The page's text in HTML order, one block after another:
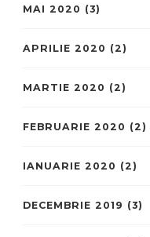
MAI 2020 (3)
APRILIE 2020 (2)
MARTIE 2020 (2)
FEBRUARIE 2020 (2)
IANUARIE 2020 (2)
DECEMBRIE 2019 (3)